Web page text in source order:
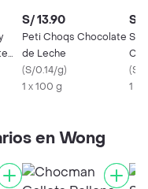
S/ 13.90
Peti Choqs Chocolate
de Leche
(S/0.14/g)
1 x 100 g
S/
(S/
1 X
en Wong